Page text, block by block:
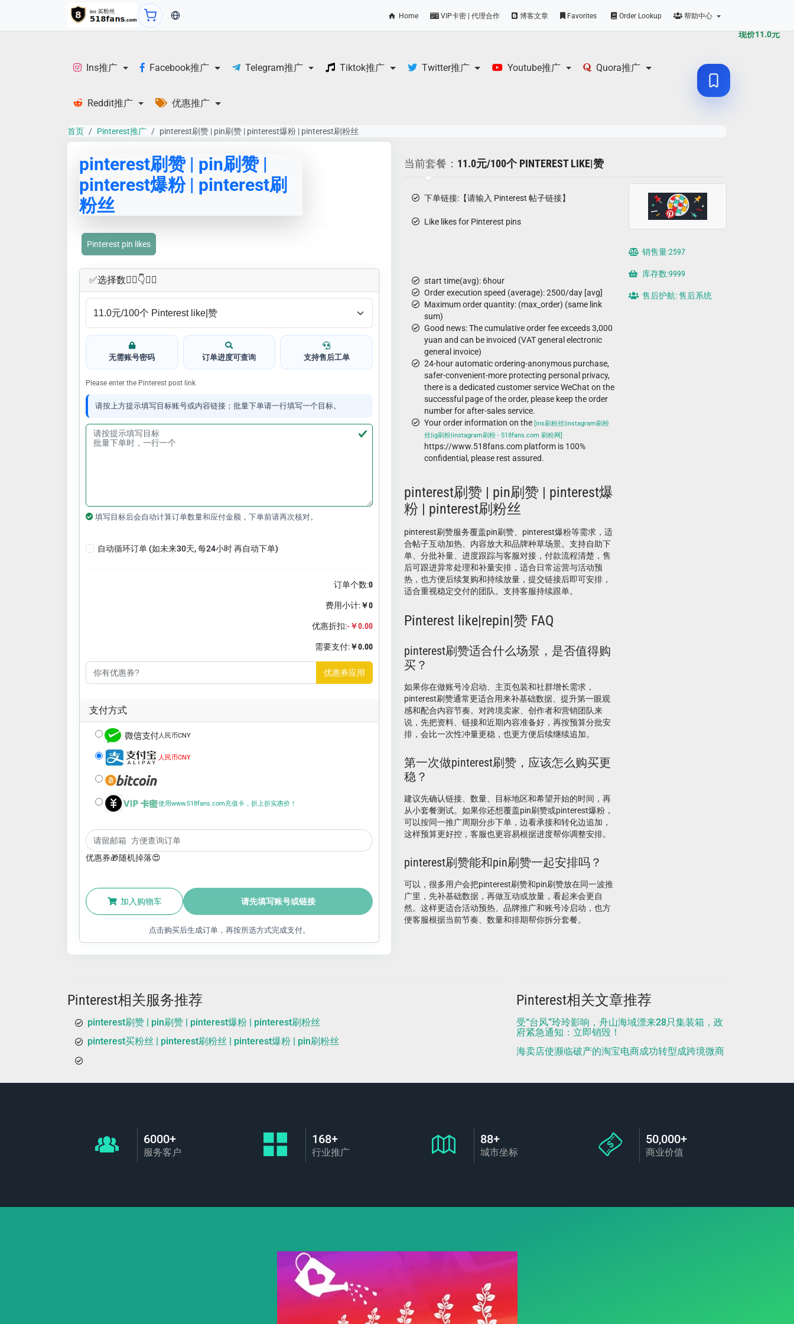
当前语言：English Home VIP卡密 | 代理合作 博客文章 Favorites Order Lookup 帮助中心
Ins推广 Facebook推广 Telegram推广 Tiktok推广 Twitter推广 Youtube推广 Quora推广
Reddit推广 优惠推广
首页 Pinterest推广 pinterest刷赞 | pin刷赞 | pinterest爆粉 | pinterest刷粉丝
pinterest刷赞 | pin刷赞 |
pinterest爆粉 | pinterest刷
粉丝
Pinterest pin likes
✅​选择数👇🏻​​👇👇🏻​​
无需账号密码 订单进度可查询 支持售后工单
Please enter the Pinterest post link
请按上方提示填写目标账号或内容链接；批量下单请一行填写一个目标。
填写目标后会自动计算订单数量和应付金额，下单前请再次核对。
自动循环订单 (如未来30天, 每24小时 再自动下单)
订单个数:0
费用小计:￥0
优惠折扣:-￥0.00
需要支付:￥0.00
优惠券应用
支付方式
人民币CNY
人民币CNY
使用www.518fans.com充值卡，折上折实惠价！
优惠券🎁随机掉落😍
加入购物车 请先填写账号或链接
点击购买后生成订单，再按所选方式完成支付。
现价11.0元
当前套餐： 11.0元/100个 PINTEREST LIKE|赞
下单链接:【请输入 Pinterest 帖子链接】
Like likes for Pinterest pins
start time(avg): 6hour
Order execution speed (average): 2500/day [avg]
Maximum order quantity: (max_order) (same link
sum)
Good news: The cumulative order fee exceeds 3,000
yuan and can be invoiced (VAT general electronic
general invoice)
24-hour automatic ordering-anonymous purchase,
safer-convenient-more protecting personal privacy,
there is a dedicated customer service WeChat on the
successful page of the order, please keep the order
number for after-sales service.
Your order information on the [ins刷粉丝|instagram刷粉
丝|ig刷粉|instagram刷粉 - 518fans.com 刷粉网]
https://www.518fans.com platform is 100%
confidential, please rest assured.
pinterest刷赞 | pin刷赞 | pinterest爆
粉 | pinterest刷粉丝
pinterest刷赞服务覆盖pin刷赞、pinterest爆粉等需求，适
合帖子互动加热、内容放大和品牌种草场景。支持自助下
单、分批补量、进度跟踪与客服对接，付款流程清楚，售
后可跟进异常处理和补量安排，适合日常运营与活动预
热，也方便后续复购和持续放量，提交链接后即可安排，
适合重视稳定交付的团队。支持客服持续跟单。
Pinterest like|repin|赞 FAQ
pinterest刷赞适合什么场景，是否值得购
买？
如果你在做账号冷启动、主页包装和社群增长需求，
pinterest刷赞通常更适合用来补基础数据、提升第一眼观
感和配合内容节奏。对跨境卖家、创作者和营销团队来
说，先把资料、链接和近期内容准备好，再按预算分批安
排，会比一次性冲量更稳，也更方便后续继续追加。
第一次做pinterest刷赞，应该怎么购买更
稳？
建议先确认链接、数量、目标地区和希望开始的时间，再
从小套餐测试。如果你还想覆盖pin刷赞或pinterest爆粉，
可以按同一推广周期分步下单，边看承接和转化边追加，
这样预算更好控，客服也更容易根据进度帮你调整安排。
pinterest刷赞能和pin刷赞一起安排吗？
可以，很多用户会把pinterest刷赞和pin刷赞放在同一波推
广里，先补基础数据，再做互动或放量，看起来会更自
然。这样更适合活动预热、品牌推广和账号冷启动，也方
便客服根据当前节奏、数量和排期帮你拆分套餐。
销售量:2597
库存数:9999
售后护航: 售后系统
Pinterest相关服务推荐
pinterest刷赞 | pin刷赞 | pinterest爆粉 | pinterest刷粉丝
pinterest买粉丝 | pinterest刷粉丝 | pinterest爆粉 | pin刷粉丝
Pinterest相关文章推荐
受“台风”玲玲影响，舟山海域漂来28只集装箱，政
府紧急通知：立即销毁！
海卖店使濒临破产的淘宝电商成功转型成跨境微商
6000+
服务客户
168+
行业推广
88+
城市坐标
50,000+
商业价值